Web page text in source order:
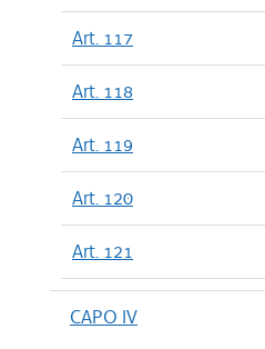
Art. 117
Art. 118
Art. 119
Art. 120
Art. 121
CAPO IV